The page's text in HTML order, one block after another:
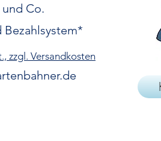
Co.
Bezahlsystem*
zzgl. Versandkosten